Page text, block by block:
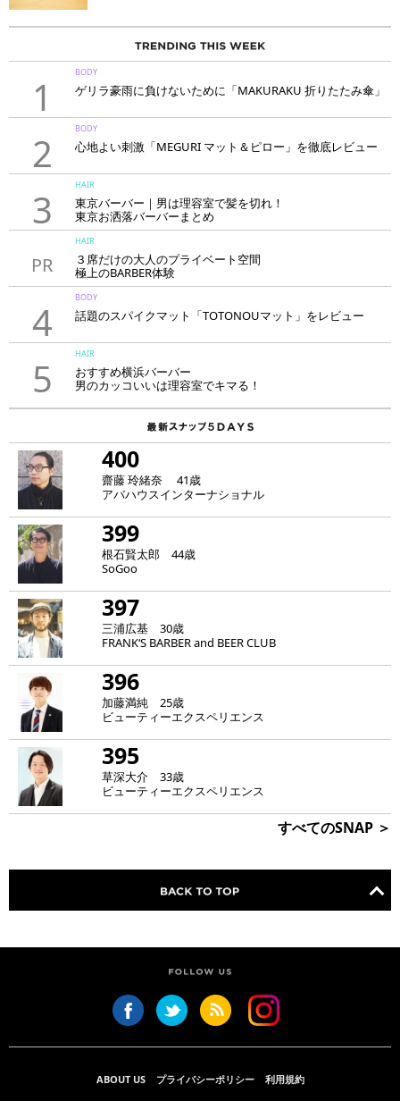
1
BODY
ゲリラ豪雨に負けないために「MAKURAKU 折りたたみ傘」
2
BODY
心地よい刺激「MEGURI マット＆ピロー」を徹底レビュー
3
HAIR
東京バーバー｜男は理容室で髪を切れ！
東京お洒落バーバーまとめ
PR
HAIR
３席だけの大人のプライベート空間
極上のBARBER体験
「LAVIE NEW STANDARD BARBER HANARE新宿店」
4
BODY
話題のスパイクマット「TOTONOUマット」をレビュー
5
HAIR
おすすめ横浜バーバー
男のカッコいいは理容室でキマる！
400
齋藤 玲緒奈 41歳
アバハウスインターナショナル
399
根石賢太郎 44歳
SoGoo
397
三浦広基 30歳
FRANK‘S BARBER and BEER CLUB
396
加藤満純 25歳
ビューティーエクスペリエンス
395
草深大介 33歳
ビューティーエクスペリエンス
すべてのSNAP ＞
ABOUT US プライバシーポリシー 利用規約